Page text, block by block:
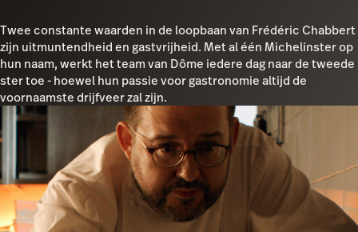
Twee constante waarden in de loopbaan van Frédéric Chabbert
zijn uitmuntendheid en gastvrijheid. Met al één Michelinster op
hun naam, werkt het team van Dôme iedere dag naar de tweede
ster toe - hoewel hun passie voor gastronomie altijd de
voornaamste drijfveer zal zijn.